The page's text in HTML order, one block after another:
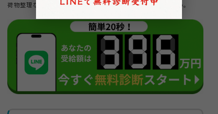
荷物整理などで職場に行く際は、細心の注意を払ってください。